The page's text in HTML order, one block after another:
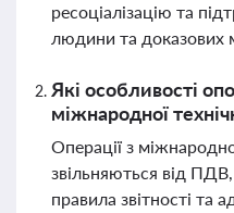
ресоціалізацію та
людини та доказових
Які особливості
міжнародної
Операції з
звільняються від ПДВ,
правила звітності та